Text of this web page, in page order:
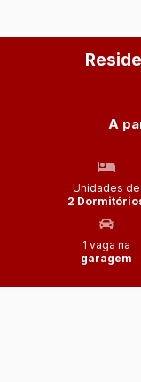
A
Unidades de
2
1 vaga na
garagem